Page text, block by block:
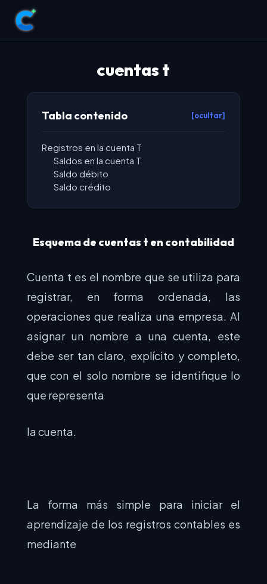
cuentas t
Tabla contenido [ocultar]
Registros en la cuenta T
Saldos en la cuenta T
Saldo débito
Saldo crédito
Esquema de cuentas t en contabilidad
Cuenta t es el nombre que se utiliza para
registrar, en forma ordenada, las
operaciones que realiza una empresa. Al
asignar un nombre a una cuenta, este
debe ser tan claro, explícito y completo,
que con el solo nombre se identifique lo
que representa
la cuenta.
La forma más simple para iniciar el
aprendizaje de los registros contables es
mediante